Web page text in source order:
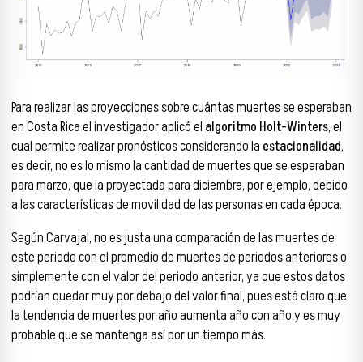
Para realizar las proyecciones sobre cuántas muertes se esperaban
en Costa Rica el investigador aplicó el algoritmo Holt-Winters, el
cual permite realizar pronósticos considerando la estacionalidad,
es decir, no es lo mismo la cantidad de muertes que se esperaban
para marzo, que la proyectada para diciembre, por ejemplo, debido
a las características de movilidad de las personas en cada época.
Según Carvajal, no es justa una comparación de las muertes de
este periodo con el promedio de muertes de periodos anteriores o
simplemente con el valor del periodo anterior, ya que estos datos
podrían quedar muy por debajo del valor final, pues está claro que
la tendencia de muertes por año aumenta año con año y es muy
probable que se mantenga así por un tiempo más.